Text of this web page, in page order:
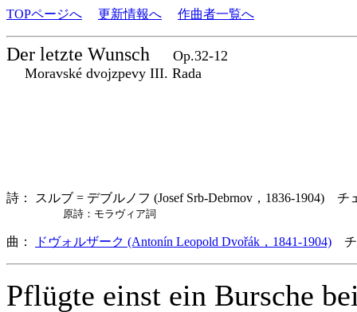
TOPページへ 更新情報へ 作曲者一覧へ
Der letzte Wunsch
Op.32-12
Moravské dvojzpevy III. Rada
詩： スルブ = デブルノフ (Josef Srb-Debrnov，1836-1904) チ
原詩：モラヴィア詞
曲： ドヴォルザーク (Antonín Leopold Dvořák，1841-1904) チ
Pflügte einst ein Bursche